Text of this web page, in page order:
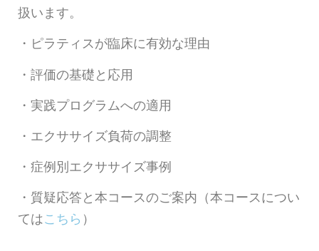
扱います。
・ピラティスが臨床に有効な理由
・評価の基礎と 応用
・実践プログラムへの適用
・エクササイズ負荷の調整
・症例別エクササイズ事例
・質疑応答と本コースのご案内（本コースについ
てはこちら ）